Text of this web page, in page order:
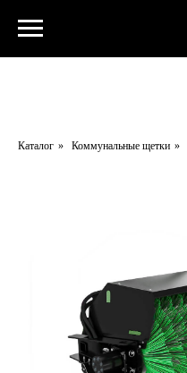
Каталог » Коммунальные щетки »